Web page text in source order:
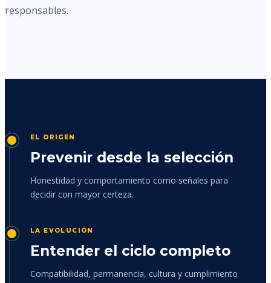
responsables.
EL ORIGEN
Prevenir desde la selección
Honestidad y comportamiento como señales para
decidir con mayor certeza.
LA EVOLUCIÓN
Entender el ciclo completo
Compatibilidad, permanencia, cultura y cumplimiento